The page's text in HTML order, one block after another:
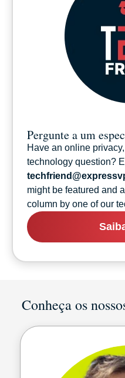
Pergunte a um
Have an online
technology question?
might be featured and
column by one of our
Conheça os